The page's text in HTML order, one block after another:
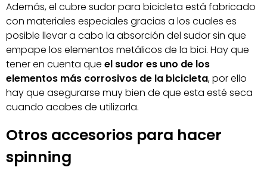
Además, el cubre sudor para bicicleta está fabricado
con materiales especiales gracias a los cuales es
posible llevar a cabo la absorción del sudor sin que
empape los elementos metálicos de la bici. Hay que
tener en cuenta que el sudor es uno de los
elementos más corrosivos de la bicicleta, por ello
hay que asegurarse muy bien de que esta esté seca
cuando acabes de utilizarla.
Otros accesorios para hacer
spinning